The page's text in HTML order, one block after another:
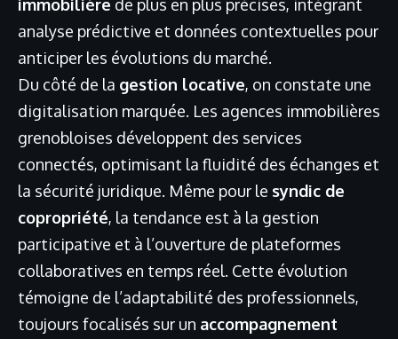
immobilière de plus en plus précises, intégrant
analyse prédictive et données contextuelles pour
anticiper les évolutions du marché.
Du côté de la gestion locative, on constate une
digitalisation marquée. Les agences immobilières
grenobloises développent des services
connectés, optimisant la fluidité des échanges et
la sécurité juridique. Même pour le syndic de
copropriété, la tendance est à la gestion
participative et à l’ouverture de plateformes
collaboratives en temps réel. Cette évolution
témoigne de l’adaptabilité des professionnels,
toujours focalisés sur un accompagnement